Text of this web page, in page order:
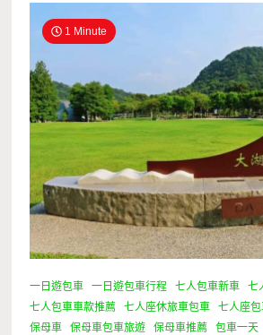
1 Minute
一日遊包車 一日遊包車行程 七人包車新車
七
七人包車車款推薦
七人座休旅車包車 七人座
保母車
保母車包車旅遊 保母車推薦 包車一天